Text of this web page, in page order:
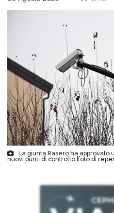
La giunta Rasero ha approvato
nuovi punti di controllo [foto di